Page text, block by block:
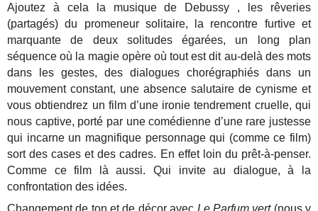
Ajoutez à cela la musique de Debussy , les rêveries
(partagés) du promeneur solitaire, la rencontre furtive et
marquante de deux solitudes égarées, un long plan
séquence où la magie opère où tout est dit au-delà des mots
dans les gestes, des dialogues chorégraphiés dans un
mouvement constant, une absence salutaire de cynisme et
vous obtiendrez un film d’une ironie tendrement cruelle, qui
nous captive, porté par une comédienne d’une rare justesse
qui incarne un magnifique personnage qui (comme ce film)
sort des cases et des cadres. En effet loin du prêt-à-penser.
Comme ce film là aussi. Qui invite au dialogue, à la
confrontation des idées.